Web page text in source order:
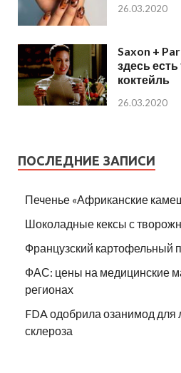
26.03.2020
Saxon +
здесь
коктейль
26.03.2020
ПОСЛЕДНИЕ ЗАПИСИ
Печенье «Африканские
Шоколадные кексы с
Французский картофельный
ФАС: цены на медицинские
регионах
FDA одобрила озанимод для
склероза